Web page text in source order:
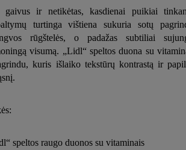
gaivus ir netikėtas, kasdienai puikiai
turtinga vištiena sukuria sotų
rūgštelės, o padažas subtiliai
visumą. „Lidl“ speltos duona su
kuris išlaiko tekstūrų kontrastą ir
speltos raugo duonos su vitaminais